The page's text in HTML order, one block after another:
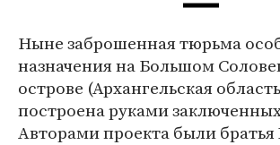
Ныне заброшенная тюрьма
назначения на Большом
острове (Архангельская
построена руками заключенных
Авторами проекта были